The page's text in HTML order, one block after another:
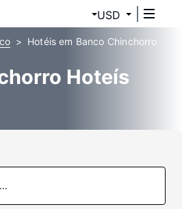
USD
Hotéis em Banco Chinchorro
Hoteís